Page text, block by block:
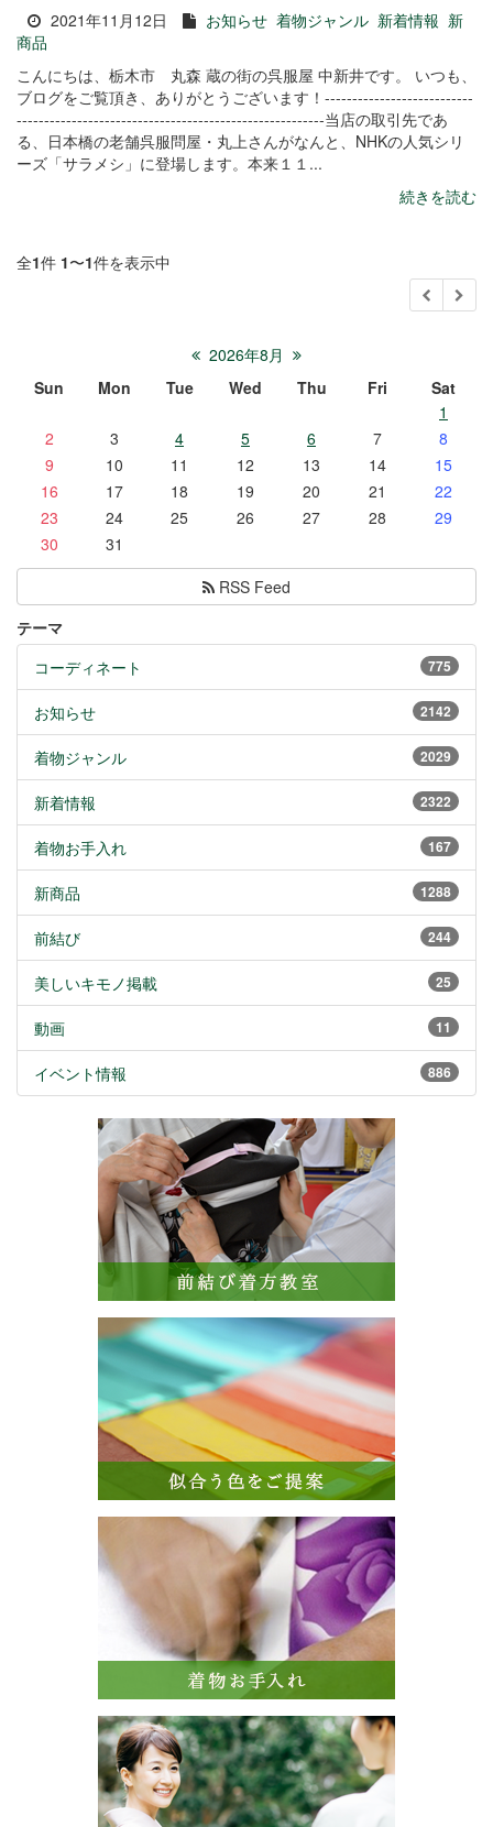
2021年11月12日 お知らせ 着物ジャンル 新着情報 新
商品
こんにちは、栃木市 丸森 蔵の街の呉服屋 中新井です。 いつも、
ブログをご覧頂き、ありがとうございます！---------------------------
--------------------------------------------------------当店の取引先であ
る、日本橋の老舗呉服問屋・丸上さんがなんと、NHKの人気シリ
ーズ「サラメシ」に登場します。本来１１...
続きを読む
全1件 1〜1件を表示中
2026年8月
Sun
Mon Tue Wed Thu Fri
Sat
1
2
3 4 5 6 7
8
9
10 11 12 13 14
15
16
17 18 19 20 21
22
23
24 25 26 27 28
29
30
31
RSS Feed
テーマ
775
コーディネート
2142
お知らせ
2029
着物ジャンル
2322
新着情報
167
着物お手入れ
1288
新商品
244
前結び
25
美しいキモノ掲載
11
動画
886
イベント情報